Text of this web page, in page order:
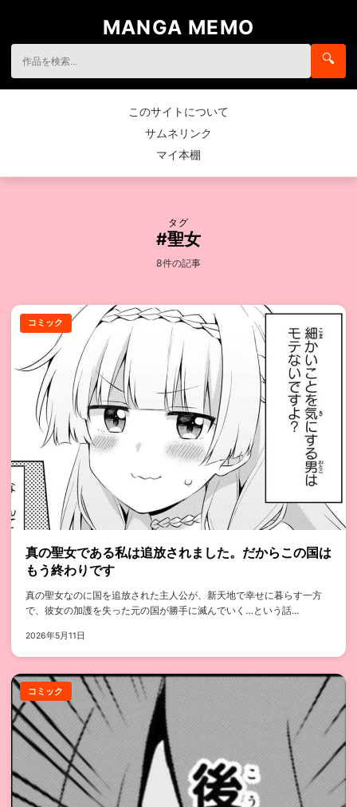
MANGA MEMO
🔍
このサイトについて
サムネリンク
マイ本棚
タグ
#聖女
8件の記事
コミック
真の聖女である私は追放されました。だからこの国は
もう終わりです
真の聖女なのに国を追放された主人公が、新天地で幸せに暮らす一方
で、彼女の加護を失った元の国が勝手に滅んでいく…という話...
2026年5月11日
コミック